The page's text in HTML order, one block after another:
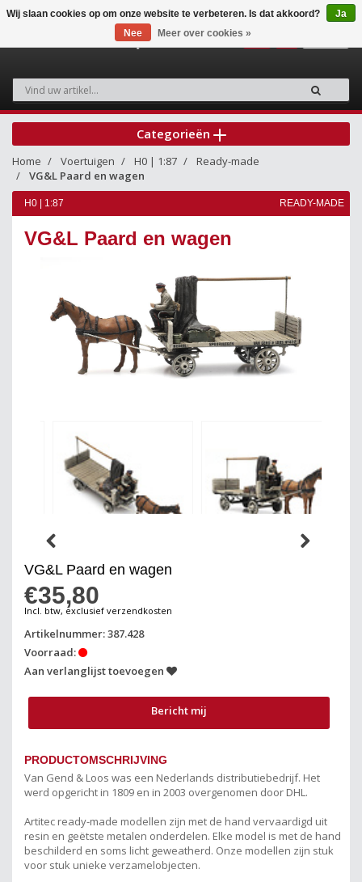
Categorieën
Home Voertuigen H0 | 1:87
Ready-made
VG&L Paard en wagen
H0 | 1:87 READY-MADE
VG&L Paard en wagen
VG&L Paard en wagen
€35,80
Incl. btw, exclusief verzendkosten
Artikelnummer: 387.428
Voorraad:
Aan verlanglijst toevoegen
Bericht mij
PRODUCTOMSCHRIJVING
Van Gend & Loos was een Nederlands distributiebedrijf. Het
werd opgericht in 1809 en in 2003 overgenomen door DHL.
Artitec ready-made modellen zijn met de hand vervaardigd uit
resin en geëtste metalen onderdelen. Elke model is met de hand
beschilderd en soms licht geweatherd. Onze modellen zijn stuk
voor stuk unieke verzamelobjecten.
Wij slaan cookies op om onze website te verbeteren. Is dat akkoord?
Ja
Nee
Meer over cookies »